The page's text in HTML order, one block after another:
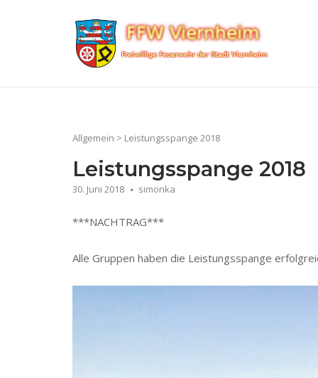
Home
Allgemein > Leistungsspange 2018
Leistungsspange 2018
30. Juni 2018 simonka
***NACHTRAG***
Alle Gruppen haben die Leistungsspange